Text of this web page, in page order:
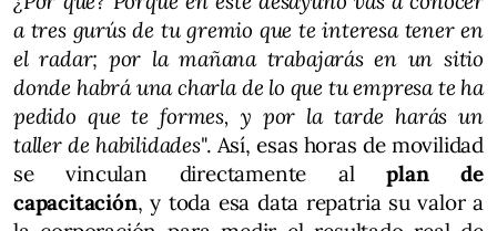
a tres gurús de tu gremio que te interesa tener en
el radar; por la mañana trabajarás en un sitio
donde habrá una charla de lo que tu empresa te ha
pedido que te formes, y por la tarde harás un
taller de habilidades". Así, esas horas de movilidad
se vinculan directamente alplan de
capacitación, y toda esa data repatria su valor a